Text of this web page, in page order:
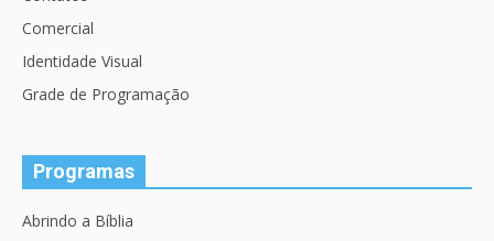
Comercial
Identidade Visual
Grade de Programação
Programas
Abrindo a Bíblia